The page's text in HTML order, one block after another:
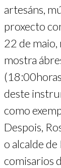
artesáns,
proxecto
22 de
mostra
deste
como
Despois,
o alcalde de
comisarios